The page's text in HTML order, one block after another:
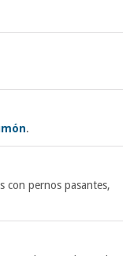
.
con pernos pasantes,